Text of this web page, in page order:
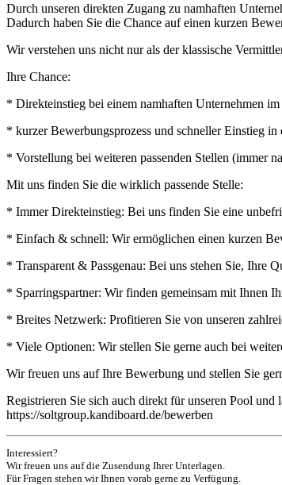
Durch unseren direkten Zugang zu namhaften
Dadurch haben Sie die Chance auf einen kurzen
Wir verstehen uns nicht nur als der klassische
Ihre Chance:
* Direkteinstieg bei einem namhaften Unternehmen
* kurzer Bewerbungsprozess und schneller Einstieg in
* Vorstellung bei weiteren passenden Stellen (immer
Mit uns finden Sie die wirklich passende Stelle:
* Immer Direkteinstieg: Bei uns finden Sie eine
* Einfach & schnell: Wir ermöglichen einen kurzen
* Transparent & Passgenau: Bei uns stehen Sie, Ihre
* Sparringspartner: Wir finden gemeinsam mit Ihnen
* Breites Netzwerk: Profitieren Sie von unseren
* Viele Optionen: Wir stellen Sie gerne auch bei
Wir freuen uns auf Ihre Bewerbung und stellen Sie
Registrieren Sie sich auch direkt für unseren Pool
https://soltgroup.kandiboard.de/bewerben
Interessiert?
Wir freuen uns auf die Zusendung Ihrer Unterlagen.
Für Fragen stehen wir Ihnen vorab gerne zu Verfügung.